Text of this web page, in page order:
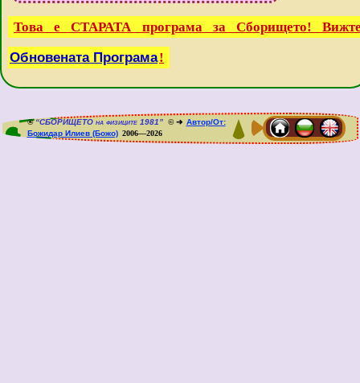
Това е СТАРАТА програма за Сборището!
Обновената Програма!
®“СБОРИЩЕТО на физиците 1981”© ➜ Автор/От:
Божидар Илиев (Божо) 2006—2026